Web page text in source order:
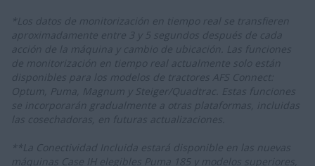
*Los datos de monitorización en tiempo real se transfieren
aproximadamente entre 3 y 5 segundos después de cada
acción de la máquina y cambio de ubicación. Las funciones
de monitorización en tiempo real actualmente solo están
disponibles para los modelos de tractores AFS Connect:
Optum, Puma, Magnum y Steiger/Quadtrac. Estas funciones
se incorporarán gradualmente a otras plataformas, incluidas
las cosechadoras, en futuras actualizaciones.
**La Conectividad Incluida estará disponible en las nuevas
máquinas Case IH elegibles Puma 185 y modelos superiores,